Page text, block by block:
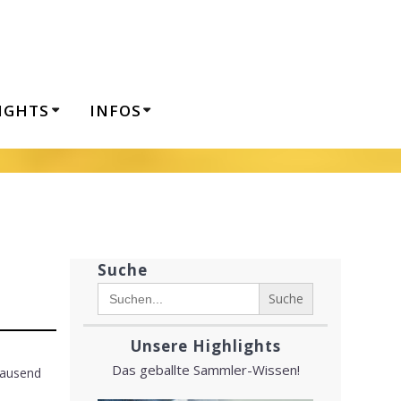
Serien
INFOS
Suche
Search
for:
Unsere Highlights
Das geballte Sammler-Wissen!